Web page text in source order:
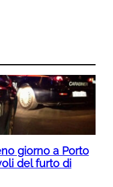
giorno a Porto
del furto di